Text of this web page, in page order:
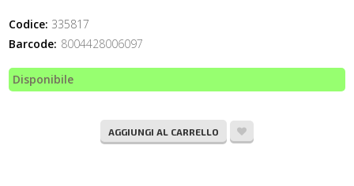
Codice: 335817
Barcode: 8004428006097
Disponibile
AGGIUNGI AL CARRELLO